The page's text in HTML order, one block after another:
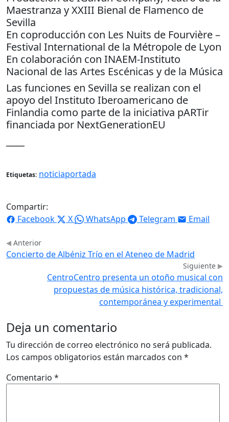
Maestranza y XXIII Bienal de Flamenco de
Sevilla
En coproducción con Les Nuits de Fourvière –
Festival International de la Métropole de Lyon
En colaboración con INAEM-Instituto
Nacional de las Artes Escénicas y de la Música
Las funciones en Sevilla se realizan con el
apoyo del Instituto Iberoamericano de
Finlandia como parte de la iniciativa pARTir
financiada por NextGenerationEU
Etiquetas: noticiaportada
Compartir:
Facebook
X WhatsApp Telegram Email
Anterior
Concierto de Albéniz Trío en el Ateneo de Madrid
Siguiente
CentroCentro presenta un otoño musical con
propuestas de música histórica, tradicional,
contemporánea y experimental
Deja un comentario
Tu dirección de correo electrónico no será publicada.
Los campos obligatorios están marcados con *
Comentario *